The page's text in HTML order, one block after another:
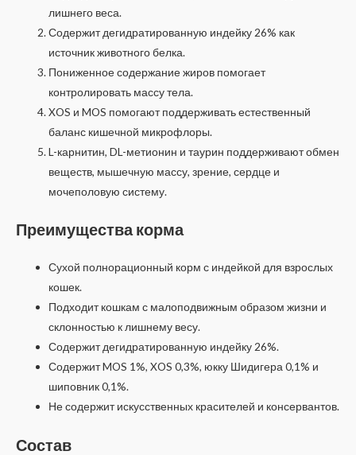
лишнего веса.
Содержит дегидратированную индейку 26% как
источник животного белка.
Пониженное содержание жиров помогает
контролировать массу тела.
XOS и MOS помогают поддерживать естественный
баланс кишечной микрофлоры.
L-карнитин, DL-метионин и таурин поддерживают обмен
веществ, мышечную массу, зрение, сердце и
мочеполовую систему.
Преимущества корма
Сухой полнорационный корм с индейкой для взрослых
кошек.
Подходит кошкам с малоподвижным образом жизни и
склонностью к лишнему весу.
Содержит дегидратированную индейку 26%.
Содержит MOS 1%, XOS 0,3%, юкку Шидигера 0,1% и
шиповник 0,1%.
Не содержит искусственных красителей и консервантов.
Состав